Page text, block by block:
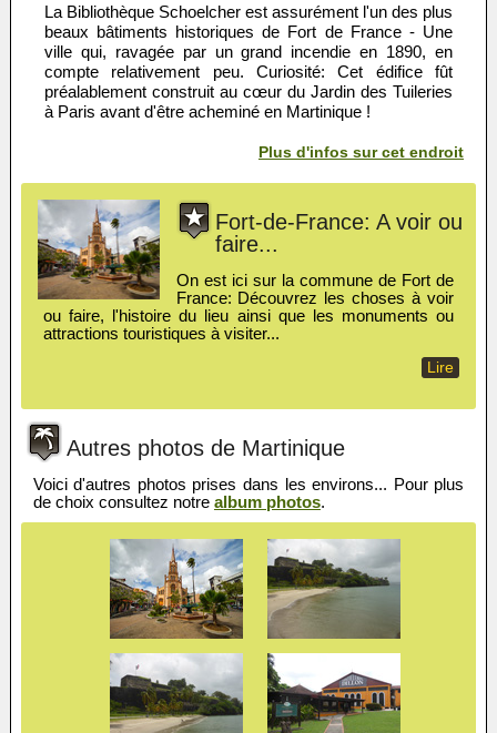
La Bibliothèque Schoelcher est assurément l'un des plus
beaux bâtiments historiques de Fort de France - Une
ville qui, ravagée par un grand incendie en 1890, en
compte relativement peu. Curiosité: Cet édifice fût
préalablement construit au cœur du Jardin des Tuileries
à Paris avant d'être acheminé en Martinique !
Plus d'infos sur cet endroit
Fort-de-France: A voir ou
faire...
On est ici sur la commune de Fort de
France: Découvrez les choses à voir
ou faire, l'histoire du lieu ainsi que les monuments ou
attractions touristiques à visiter...
Lire
Autres photos de Martinique
Voici d'autres photos prises dans les environs... Pour plus
de choix consultez notre album photos.